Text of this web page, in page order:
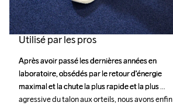
Utilisé par les pros
Après avoir passé les dernières années en
laboratoire, obsédés par le retour d'énergie
maximal et la chute la plus rapide et la plus
agressive du talon aux orteils, nous avons enfin
Après avoir passé les dernières années en
laboratoire, obsédés par le retour d'énergie
maximal et la chute la plus rapide et la plus
agressive du talon aux orteils, nous avons enfin